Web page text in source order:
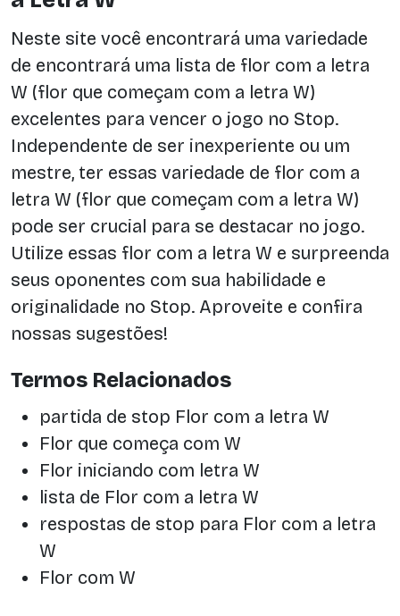
Neste site você encontrará uma variedade
de encontrará uma lista de flor com a letra
W (flor que começam com a letra W)
excelentes para vencer o jogo no Stop.
Independente de ser inexperiente ou um
mestre, ter essas variedade de flor com a
letra W (flor que começam com a letra W)
pode ser crucial para se destacar no jogo.
Utilize essas flor com a letra W e surpreenda
seus oponentes com sua habilidade e
originalidade no Stop. Aproveite e confira
nossas sugestões!
Termos Relacionados
partida de stop Flor com a letra W
Flor que começa com W
Flor iniciando com letra W
lista de Flor com a letra W
respostas de stop para Flor com a letra
W
Flor com W